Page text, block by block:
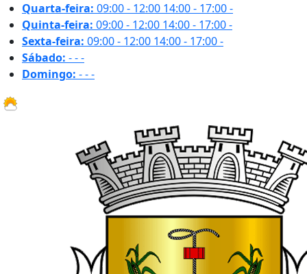
Quarta-feira: 09:00 - 12:00 14:00 - 17:00-
Quinta-feira: 09:00 - 12:00 14:00 - 17:00-
Sexta-feira: 09:00 - 12:00 14:00 - 17:00-
Sábado: ---
Domingo: ---